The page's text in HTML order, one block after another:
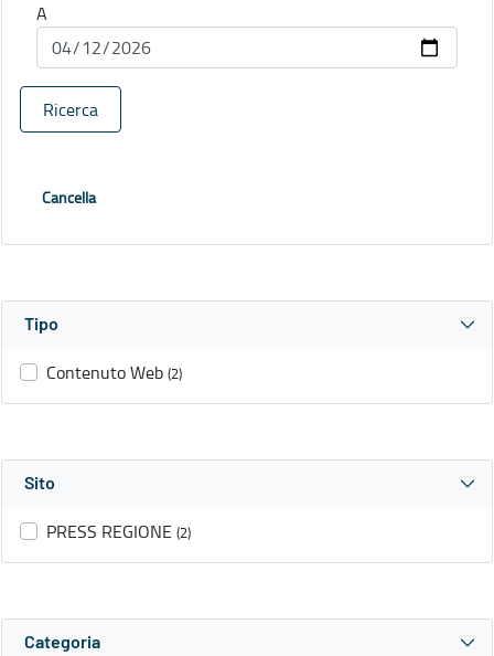
A
Ricerca
Cancella
Tipo
Contenuto Web (2)
Sito
PRESS REGIONE (2)
Categoria